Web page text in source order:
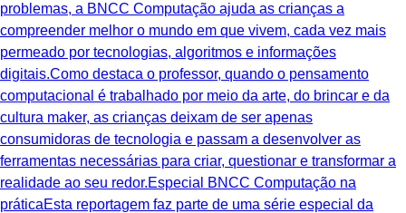
problemas, a BNCC Computação ajuda as crianças a
compreender melhor o mundo em que vivem, cada vez mais
permeado por tecnologias, algoritmos e informações
digitais.Como destaca o professor, quando o pensamento
computacional é trabalhado por meio da arte, do brincar e da
cultura maker, as crianças deixam de ser apenas
consumidoras de tecnologia e passam a desenvolver as
ferramentas necessárias para criar, questionar e transformar a
realidade ao seu redor.Especial BNCC Computação na
práticaEsta reportagem faz parte de uma série especial da